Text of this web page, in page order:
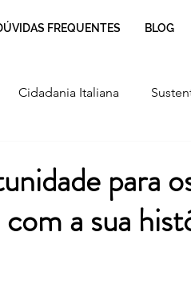
FREQUENTES BLOG
Cidadania Italiana
para
a sua